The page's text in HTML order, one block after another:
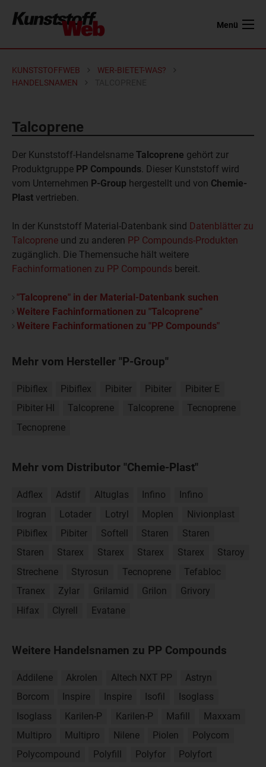
Menü
KUNSTSTOFFWEB
WER-BIETET-WAS?
HANDELSNAMEN
Talcoprene
Der Kunststoff-Handelsname Talcoprene gehört zur
Produktgruppe PP Compounds. Dieser Kunststoff wird
vom Unternehmen P-Group hergestellt und von Chemie-
Plast vertrieben.
In der Kunststoff Material-Datenbank sind Datenblätter zu
Talcoprene und zu anderen PP Compounds-Produkten
zugänglich. Die Themensuche hält weitere
Fachinformationen zu PP Compounds bereit.
"Talcoprene" in der Material-Datenbank suchen
Weitere Fachinformationen zu "Talcoprene"
Weitere Fachinformationen zu "PP Compounds"
Mehr vom Hersteller "P-Group"
Pibiflex Pibiflex Pibiter Pibiter
Pibiter E
Pibiter HI
Talcoprene Talcoprene
Tecnoprene
Tecnoprene
Mehr vom Distributor "Chemie-Plast"
Adflex Adstif Altuglas Infino
Infino
Irogran
Lotader Lotryl Moplen
Nivionplast
Pibiflex
Pibiter Softell Staren
Staren
Staren
Starex Starex Starex Starex
Staroy
Strechene
Styrosun Tecnoprene
Tefabloc
Tranex
Zylar Grilamid Grilon
Grivory
Hifax
Clyrell Evatane
Weitere Handelsnamen zu PP Compounds
Addilene Akrolen Altech NXT PP
Astryn
Borcom
Inspire Inspire Isofil
Isoglass
Isoglass
Karilen-P Karilen-P Mafill
Maxxam
Multipro
Multipro Nilene Piolen
Polycom
Polycompound
Polyfill Polyfor
Polyfort